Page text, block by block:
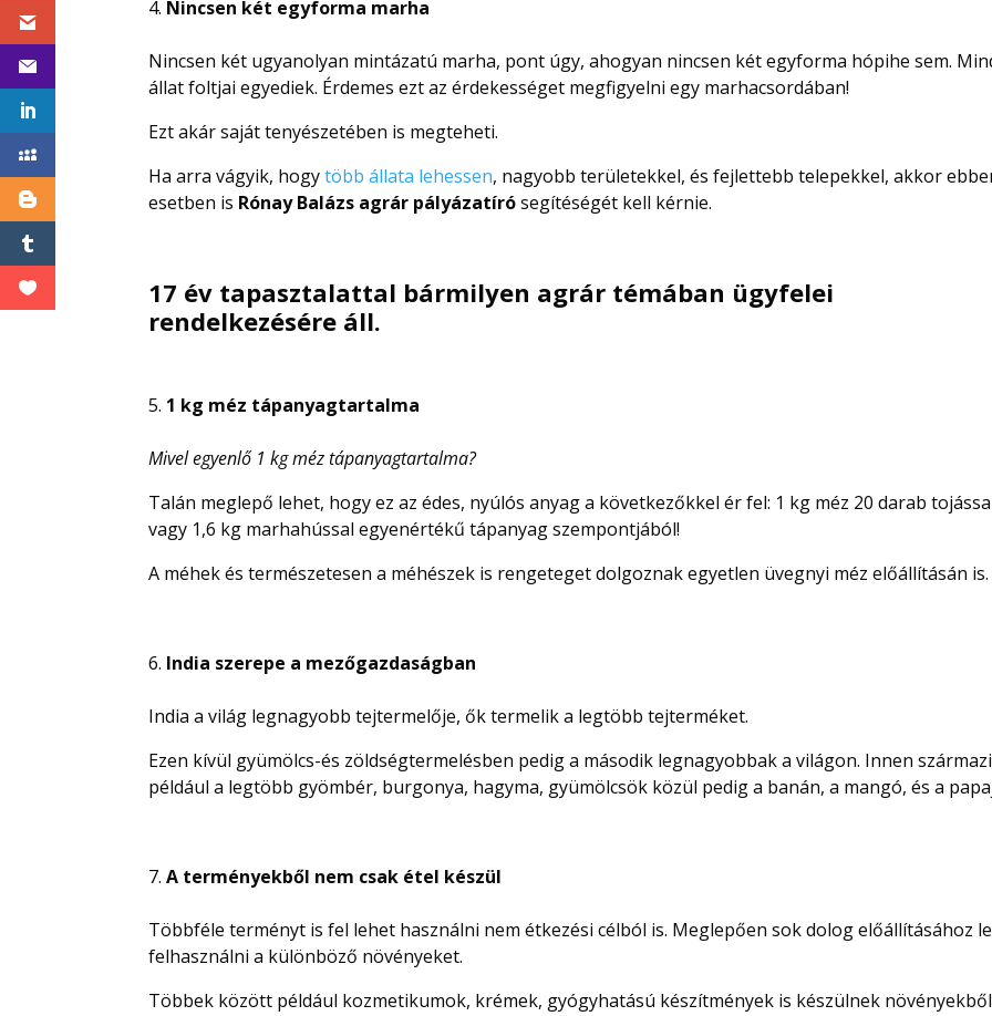
Nincsen két egyforma marha
Nincsen két ugyanolyan mintázatú marha, pont úgy, ahogyan nincsen két egyforma hópihe sem.
állat foltjai egyediek. Érdemes ezt az érdekességet megfigyelni egy marhacsordában!
Ezt akár saját tenyészetében is megteheti.
Ha arra vágyik, hogytöbb állata lehessen, nagyobb területekkel, és fejlettebb telepekkel, akkor
esetben is Rónay Balázs agrár pályázatírósegítéségét kell kérnie.
17 év tapasztalattal bármilyen agrár témában ügyfelei
rendelkezésére áll.
1 kg méz tápanyagtartalma
Mivel egyenlő 1 kg méz tápanyagtartalma?
Talán meglepő lehet, hogy ez az édes, nyúlós anyag a következőkkel ér fel: 1 kg méz 20 darab
vagy 1,6 kg marhahússal egyenértékű tápanyag szempontjából!
A méhek és természetesen a méhészek is rengeteget dolgoznak egyetlen üvegnyi méz előállításán is.
India szerepe a mezőgazdaságban
India a világ legnagyobb tejtermelője, ők termelik a legtöbb tejterméket.
Ezen kívül gyümölcs-és zöldségtermelésben pedig a második legnagyobbak a világon. Innen
például a legtöbb gyömbér, burgonya, hagyma, gyümölcsök közül pedig a banán, a mangó, és a
A terményekből nem csak étel készül
Többféle terményt is fel lehet használni nem étkezési célból is. Meglepően sok dolog előállításához
felhasználni a különböző növényeket.
Többek között például kozmetikumok, krémek, gyógyhatású készítmények is készülnek